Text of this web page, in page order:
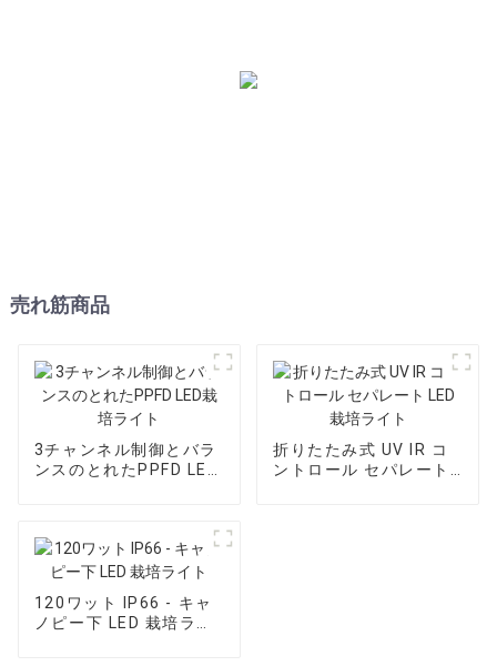
売れ筋商品
3チャンネル制御とバラ
ンスのとれたPPFD LED
折りたたみ式 UV IR コ
ントロール セパレート
120ワット IP66 - キャ
ノピー下 LED 栽培ライ